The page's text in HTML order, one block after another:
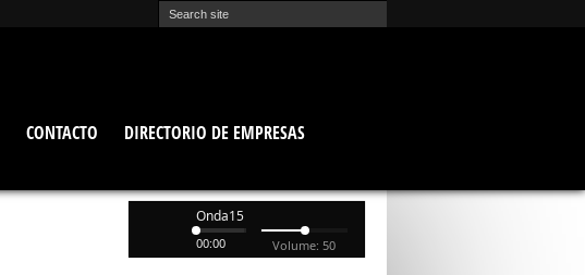
CONTACTO
DIRECTORIO DE EMPRESAS
Onda15
00:00 Volume: 50